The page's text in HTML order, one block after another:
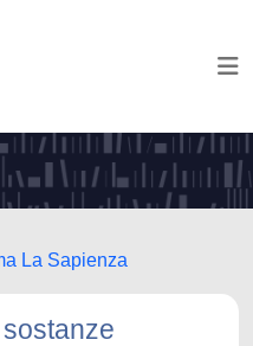
La Sapienza